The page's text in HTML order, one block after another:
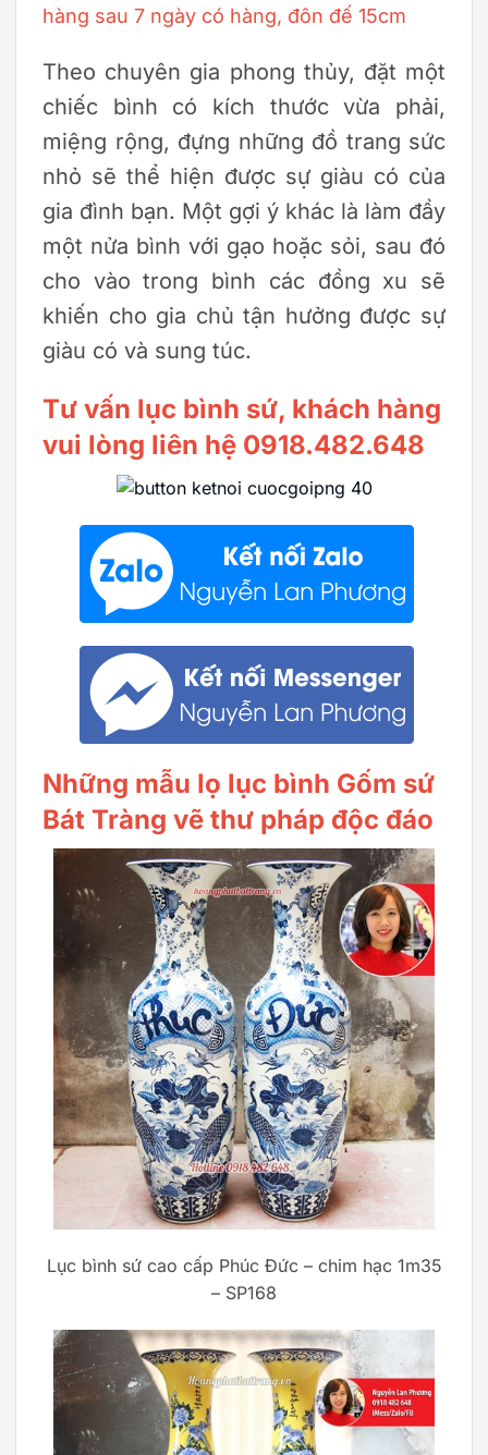
hàng sau 7 ngày có hàng, đôn đế 15cm
Theo chuyên gia phong thủy, đặt một
chiếc bình có kích thước vừa phải,
miệng rộng, đựng những đồ trang sức
nhỏ sẽ thể hiện được sự giàu có của
gia đình bạn. Một gợi ý khác là làm đầy
một nửa bình với gạo hoặc sỏi, sau đó
cho vào trong bình các đồng xu sẽ
khiến cho gia chủ tận hưởng được sự
giàu có và sung túc.
Tư vấn lục bình sứ, khách hàng
vui lòng liên hệ 0918.482.648
Những mẫu lọ lục bình Gốm sứ
Bát Tràng vẽ thư pháp độc đáo
Lục bình sứ cao cấp Phúc Đức – chim hạc 1m35
– SP168